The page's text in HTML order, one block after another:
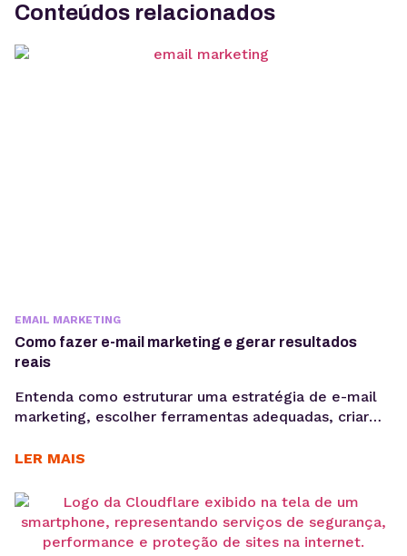
Conteúdos relacionados
EMAIL MARKETING
Como fazer e-mail marketing e gerar resultados
reais
Entenda como estruturar uma estratégia de e-mail
marketing, escolher ferramentas adequadas, criar
métricas como taxa de abertura e CTR para evoluir
e-mail marketing continua sendo uma das
habilidades mais importantes para empresas que
desejam gerar vendas, nutrir leads e fortalecer o
LER MAIS